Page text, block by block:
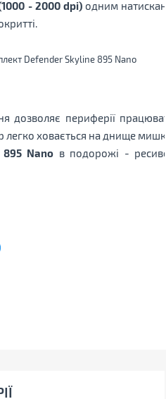
- 2000 dpi)одним
дозволяє периферії
легко ховається на днище
895 Nano в подорожі -